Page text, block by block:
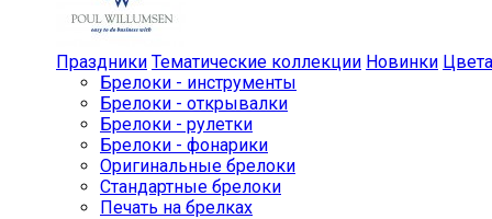
Праздники Тематические коллекции Новинки Цвета
Брелоки - инструменты
Брелоки - открывалки
Брелоки - рулетки
Брелоки - фонарики
Оригинальные брелоки
Стандартные брелоки
Печать на брелках